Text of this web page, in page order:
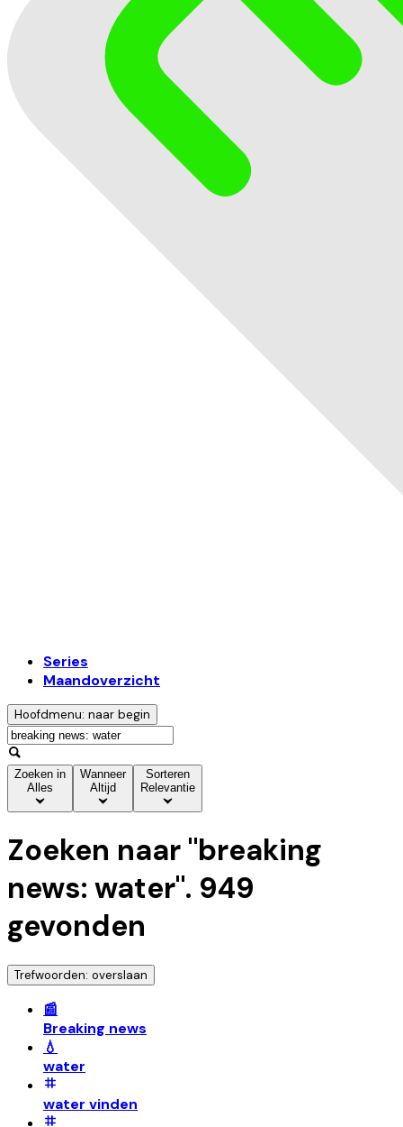
Series
Maandoverzicht
Hoofdmenu: naar begin
Zoeken in
Alles
Wanneer
Altijd
Sorteren
Relevantie
Zoeken naar "breaking
news: water". 949
gevonden
Trefwoorden: overslaan
📰
Breaking news
💧
water
water vinden